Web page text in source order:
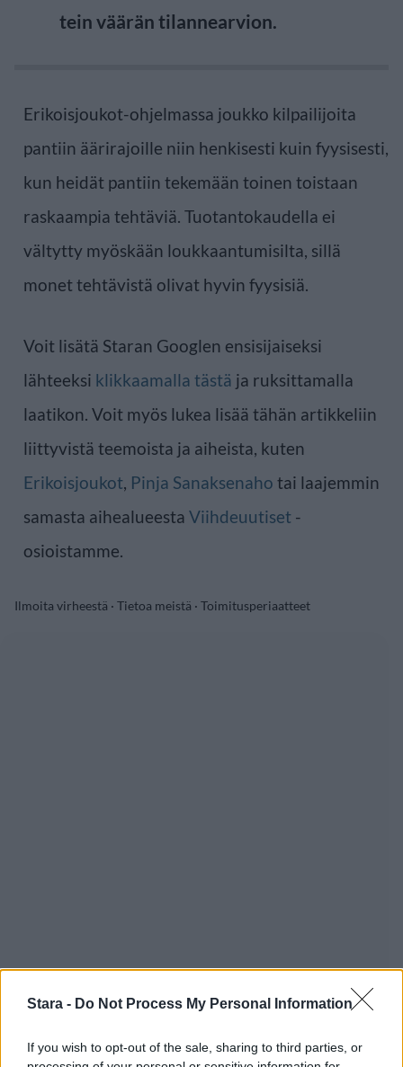
Stara - Do Not Process My Personal Information
If you wish to opt-out of the sale, sharing to third parties, or
tein väärän tilannearvion.
Erikoisjoukot-ohjelmassa joukko kilpailijoita
pantiin äärirajoille niin henkisesti kuin fyysisesti,
kun heidät pantiin tekemään toinen toistaan
raskaampia tehtäviä. Tuotantokaudella ei
vältytty myöskään loukkaantumisilta, sillä
monet tehtävistä olivat hyvin fyysisiä.
Voit lisätä Staran Googlen ensisijaiseksi
lähteeksi klikkaamalla tästä ja ruksittamalla
laatikon. Voit myös lukea lisää tähän artikkeliin
liittyvistä teemoista ja aiheista, kuten
Erikoisjoukot, Pinja Sanaksenaho tai laajemmin
samasta aihealueesta Viihdeuutiset -
osioistamme.
Ilmoita virheestä · Tietoa meistä · Toimitusperiaatteet